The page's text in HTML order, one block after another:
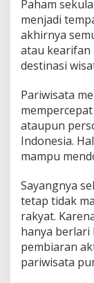
Paham
menjadi
akhirnya
atau kearifan
destinasi
Pariwisata
ataupun
Indonesia.
mampu
Sayangnya
tetap tidak
rakyat.
hanya berlari
pembiaran
pariwisata